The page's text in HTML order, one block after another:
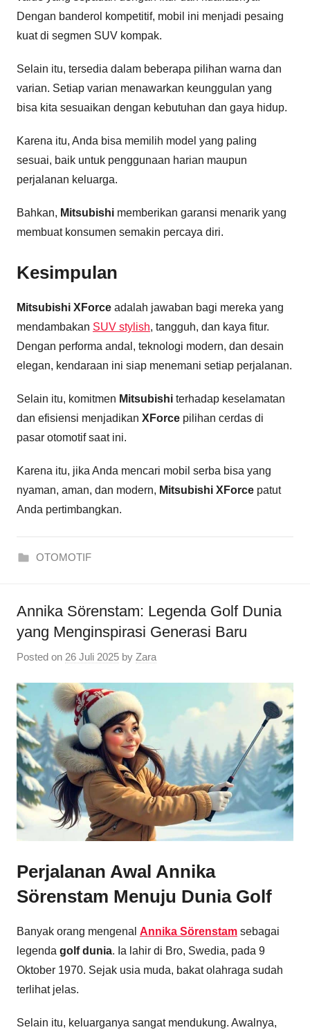
Dengan banderol kompetitif, mobil ini menjadi pesaing
kuat di segmen SUV kompak.
Selain itu, tersedia dalam beberapa pilihan warna dan
varian. Setiap varian menawarkan keunggulan yang
bisa kita sesuaikan dengan kebutuhan dan gaya hidup.
Karena itu, Anda bisa memilih model yang paling
sesuai, baik untuk penggunaan harian maupun
perjalanan keluarga.
Bahkan, Mitsubishi memberikan garansi menarik yang
membuat konsumen semakin percaya diri.
Kesimpulan
Mitsubishi XForce adalah jawaban bagi mereka yang
mendambakan SUV stylish, tangguh, dan kaya fitur.
Dengan performa andal, teknologi modern, dan desain
elegan, kendaraan ini siap menemani setiap perjalanan.
Selain itu, komitmen Mitsubishi terhadap keselamatan
dan efisiensi menjadikan XForce pilihan cerdas di
pasar otomotif saat ini.
Karena itu, jika Anda mencari mobil serba bisa yang
nyaman, aman, dan modern, Mitsubishi XForce patut
Anda pertimbangkan.
OTOMOTIF
Annika Sörenstam: Legenda Golf Dunia
yang Menginspirasi Generasi Baru
Posted on 26 Juli 2025 by Zara
Perjalanan Awal Annika
Sörenstam Menuju Dunia Golf
Banyak orang mengenal Annika Sörenstam sebagai
legenda golf dunia. Ia lahir di Bro, Swedia, pada 9
Oktober 1970. Sejak usia muda, bakat olahraga sudah
terlihat jelas.
Selain itu, keluarganya sangat mendukung. Awalnya,